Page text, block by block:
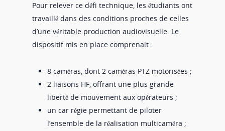
Pour relever ce défi technique, les étudiants ont
travaillé dans des conditions proches de celles
d’une véritable production audiovisuelle. Le
dispositif mis en place comprenait :
8 caméras, dont 2 caméras PTZ motorisées ;
2 liaisons HF, offrant une plus grande
liberté de mouvement aux opérateurs ;
un car régie permettant de piloter
l’ensemble de la réalisation multicaméra ;